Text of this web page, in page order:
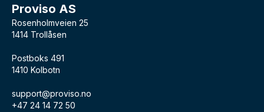
Proviso AS
Rosenholmveien 25
1414 Trollåsen
Postboks 491
1410 Kolbotn
support@proviso.no
+47 24 14 72 50